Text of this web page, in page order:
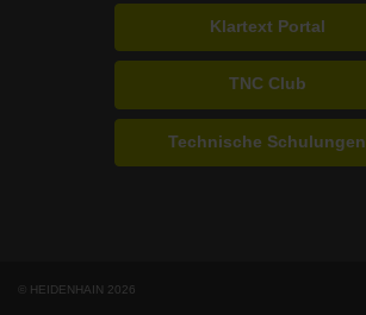
Klartext Portal
TNC Club
Technische Schulungen
© HEIDENHAIN 2026